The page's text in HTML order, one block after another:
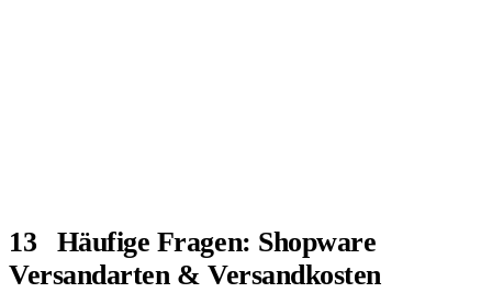
Häufige Fragen: Shopware
Versandarten & Versandkosten